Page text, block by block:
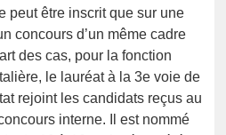
peut être inscrit que sur une
concours d’un même cadre
des cas, pour la fonction
le lauréat à la 3e voie de
rejoint les candidats reçus au
interne. Il est nommé